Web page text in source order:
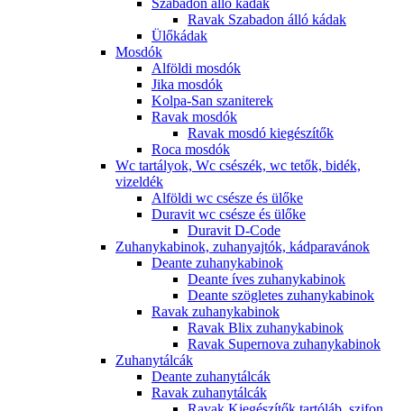
Szabadon álló kádak
Ravak Szabadon álló kádak
Ülőkádak
Mosdók
Alföldi mosdók
Jika mosdók
Kolpa-San szaniterek
Ravak mosdók
Ravak mosdó kiegészítők
Roca mosdók
Wc tartályok, Wc csészék, wc tetők, bidék,
vizeldék
Alföldi wc csésze és ülőke
Duravit wc csésze és ülőke
Duravit D-Code
Zuhanykabinok, zuhanyajtók, kádparavánok
Deante zuhanykabinok
Deante íves zuhanykabinok
Deante szögletes zuhanykabinok
Ravak zuhanykabinok
Ravak Blix zuhanykabinok
Ravak Supernova zuhanykabinok
Zuhanytálcák
Deante zuhanytálcák
Ravak zuhanytálcák